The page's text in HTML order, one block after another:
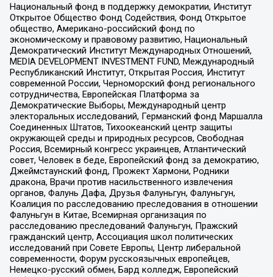
Национальный фонд в поддержку демократии, Институт
Открытое Общество Фонд Содействия, Фонд Открытое
общество, Американо-российский фонд по
экономическому и правовому развитию, Национальный
Демократический Институт Международных Отношений,
MEDIA DEVELOPMENT INVESTMENT FUND, Международный
Республиканский Институт, Открытая Россия, Институт
современной России, Черноморский фонд регионального
сотрудничества, Европейская Платформа за
Демократические Выборы, Международный центр
электоральных исследований, Германский фонд Маршалла
Соединенных Штатов, Тихоокеанский центр защиты
окружающей среды и природных ресурсов, Свободная
Россия, Всемирный конгресс украинцев, Атлантический
совет, Человек в беде, Европейский фонд за демократию,
Джеймстаунский фонд, Прожект Хармони, Родники
дракона, Врачи против насильственного извлечения
органов, Фалунь Дафа, Друзья Фалуньгун, Фалуньгун,
Коалиция по расследованию преследования в отношении
Фалуньгун в Китае, Всемирная организация по
расследованию преследований Фалуньгун, Пражский
гражданский центр, Ассоциация школ политических
исследований при Совете Европы, Центр либеральной
современности, Форум русскоязычных европейцев,
Немецко-русский обмен, Бард колледж, Европейский